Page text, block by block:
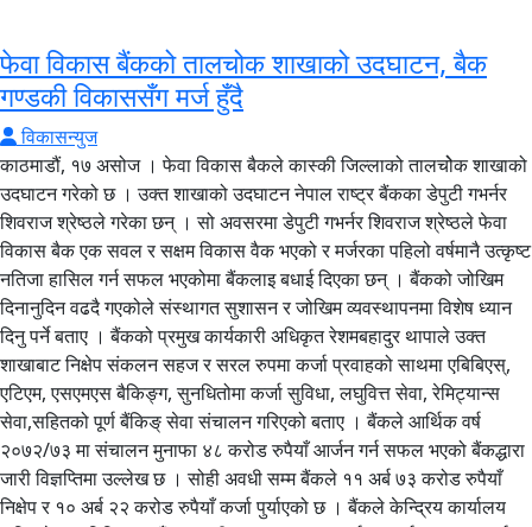
फेवा विकास बैंकको तालचोक शाखाको उदघाटन, बैक
गण्डकी विकाससँग मर्ज हुँदै
विकासन्युज
काठमाडौं, १७ असोज । फेवा विकास बैकले कास्की जिल्लाको तालचोेक शाखाको
उदघाटन गरेको छ । उक्त शाखाको उदघाटन नेपाल राष्ट्र बैंकका डेपुटी गभर्नर
शिवराज श्रेष्ठले गरेका छन् । सो अवसरमा डेपुटी गभर्नर शिवराज श्रेष्ठले फेवा
विकास बैक एक सवल र सक्षम विकास वैक भएको र मर्जरका पहिलो वर्षमानै उत्कृष्ट
नतिजा हासिल गर्न सफल भएकोमा बैंकलाइ बधाई दिएका छन् । बैंकको जोखिम
दिनानुदिन वढदै गएकोले संस्थागत सुशासन र जोखिम व्यवस्थापनमा विशेष ध्यान
दिनु पर्ने बताए । बैंकको प्रमुख कार्यकारी अधिकृत रेशमबहादुर थापाले उक्त
शाखाबाट निक्षेप संकलन सहज र सरल रुपमा कर्जा प्रवाहको साथमा एबिबिएस्,
एटिएम, एसएमएस बैकिङ्ग, सुनधितोमा कर्जा सुविधा, लघुवित्त सेवा, रेमिट्यान्स
सेवा,सहितको पूर्ण बैंकिङ् सेवा संचालन गरिएको बताए । बैंकले आर्थिक वर्ष
२०७२/७३ मा संचालन मुनाफा ४८ करोड रुपैयाँ आर्जन गर्न सफल भएको बैंकद्धारा
जारी विज्ञप्तिमा उल्लेख छ । सोही अवधी सम्म बैंकले ११ अर्ब ७३ करोड रुपैयाँ
निक्षेप र १० अर्ब २२ करोड रुपैयाँ कर्जा पुर्याएको छ । बैंकले केन्द्रिय कार्यालय